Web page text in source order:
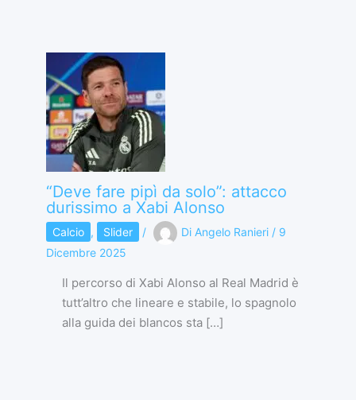
“Deve fare pipì da solo”: attacco
durissimo a Xabi Alonso
Calcio , Slider / Di Angelo Ranieri / 9
Dicembre 2025
Il percorso di Xabi Alonso al Real Madrid è
tutt’altro che lineare e stabile, lo spagnolo
alla guida dei blancos sta […]